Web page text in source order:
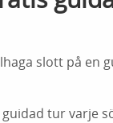
slott på en
tur varje